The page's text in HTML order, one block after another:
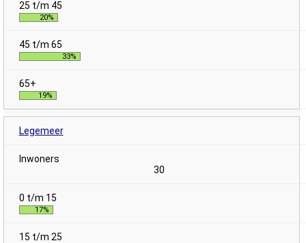
20%
33%
19%
Legemeer
30
17%